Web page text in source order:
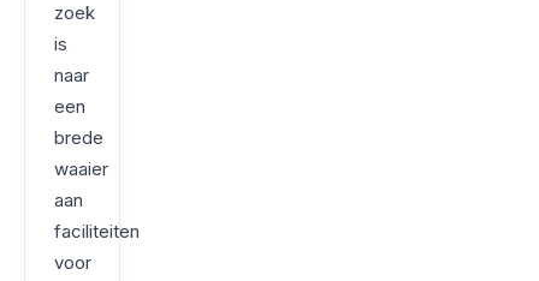
zoek
is
naar
een
brede
waaier
aan
faciliteiten
voor